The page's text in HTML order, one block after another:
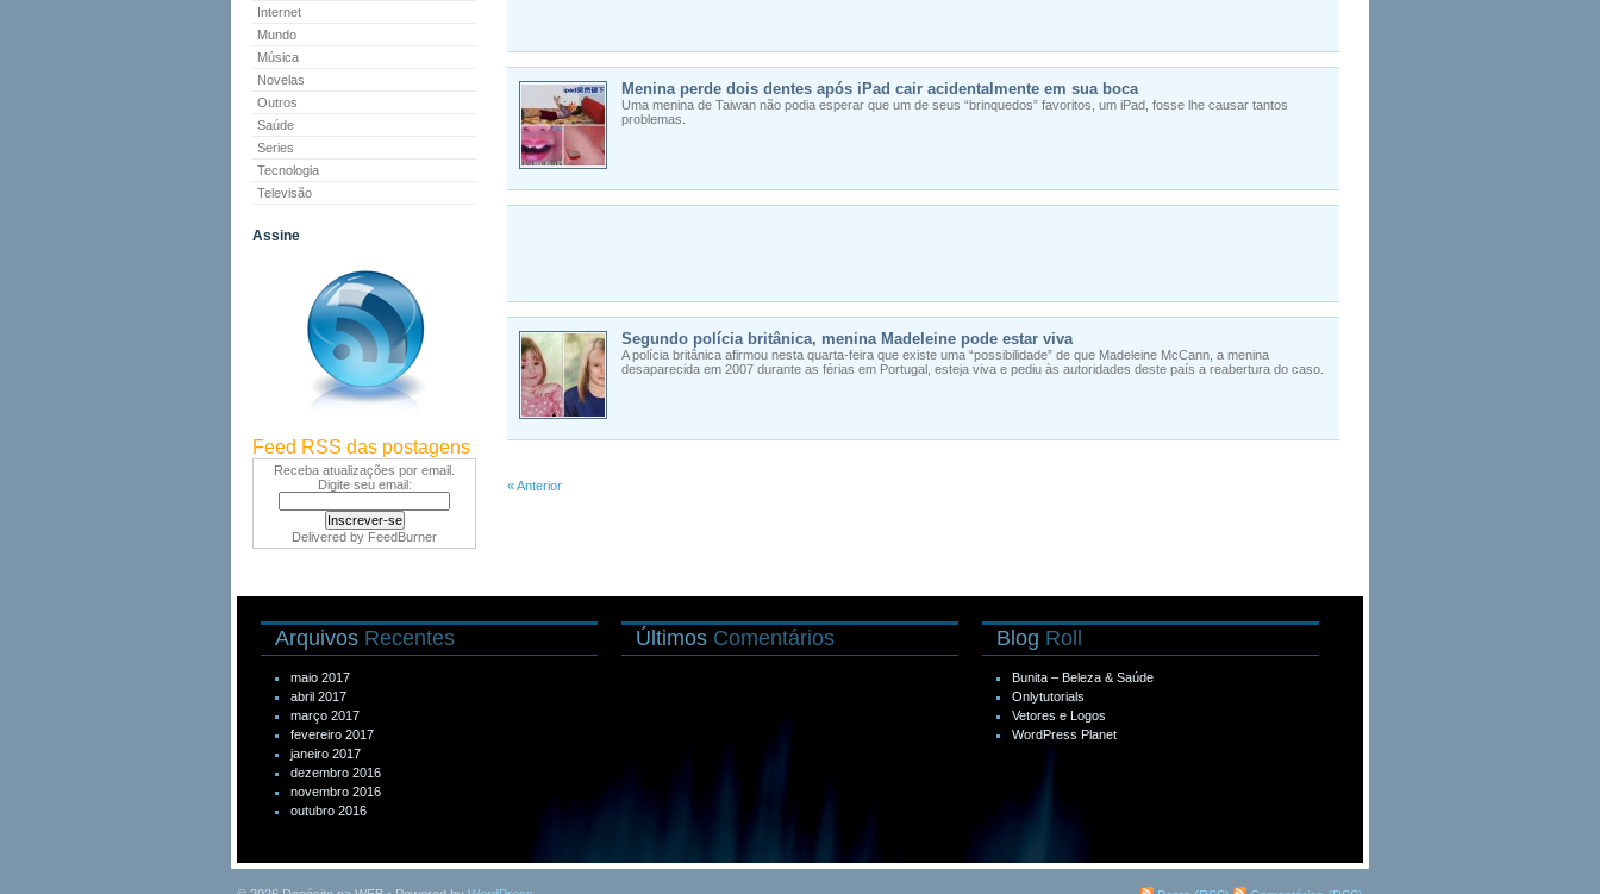
Internet
Mundo
Música
Novelas
Outros
Saúde
Series
Tecnologia
Televisão
Assine
Feed RSS das postagens
Receba atualizações por email.
Digite seu email:
Delivered by FeedBurner
Menina perde dois dentes após iPad cair acidentalmente em sua boca
Uma menina de Taiwan não podia esperar que um de seus “brinquedos” favoritos, um iPad, fosse lhe causar tantos
problemas.
Segundo polícia britânica, menina Madeleine pode estar viva
A polícia britânica afirmou nesta quarta-feira que existe uma “possibilidade” de que Madeleine McCann, a menina
desaparecida em 2007 durante as férias em Portugal, esteja viva e pediu às autoridades deste país a reabertura do caso.
« Anterior
Arquivos Recentes
maio 2017
abril 2017
março 2017
fevereiro 2017
janeiro 2017
dezembro 2016
novembro 2016
outubro 2016
Últimos Comentários Blog Roll
Bunita – Beleza & Saúde
Onlytutorials
Vetores e Logos
WordPress Planet